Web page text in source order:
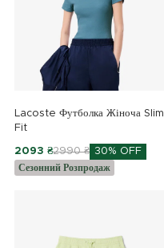
Lacoste Футболка Жіноча Slim
Fit
2093 ₴2990 ₴ 30% OFF
Сезонний Розпродаж